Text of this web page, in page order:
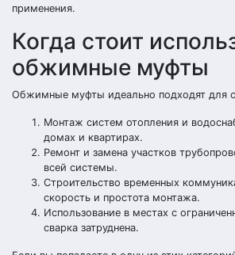
применения.
Когда стоит
обжимные муфты
Обжимные муфты идеально подходят для
Монтаж систем отопления и
домах и квартирах.
Ремонт и замена участков
всей системы.
Строительство временных
скорость и простота монтажа.
Использование в местах с
сварка затруднена.